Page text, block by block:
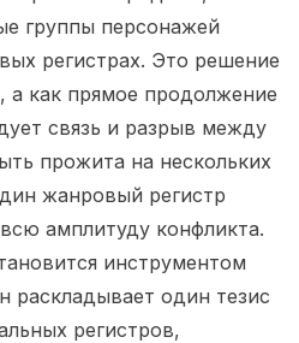
группы персонажей
регистрах. Это решение
а как прямое продолжение
связь и разрыв между
прожита на нескольких
жанровый регистр
амплитуду конфликта.
инструментом
раскладывает один тезис
регистров,